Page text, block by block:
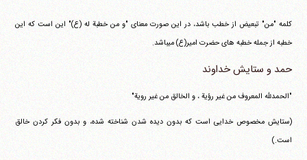
کلمه "من" تبعیض از خطب باشد، در این صورت معنای "و من خطبة له (ع)" این است که این
خطبه از جمله خطبه های حضرت امیر(ع) می‎باشد.
حمد و ستایش خداوند
"الحمدلله المعروف من غیر رؤیة ، و الخالق من غیر رویة"
(ستایش مخصوص خدایی است که بدون دیده شدن شناخته شده، و بدون فکر کردن خالق
است.)